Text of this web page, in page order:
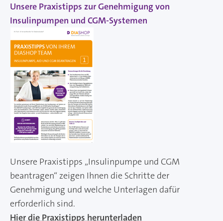
Unsere Praxistipps zur Genehmigung von
Insulinpumpen und CGM-Systemen
Unsere Praxistipps „Insulinpumpe und CGM
beantragen“ zeigen Ihnen die Schritte der
Genehmigung und welche Unterlagen dafür
erforderlich sind.
Hier die Praxistipps herunterladen